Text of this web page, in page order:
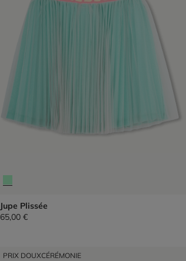
Jupe Plissée
65,00 €
PRIX DOUXCÉRÉMONIE